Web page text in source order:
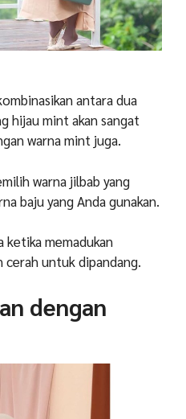
antara dua
hijau mint akan sangat
warna mint juga.
warna jilbab yang
baju yang Anda gunakan.
ketika memadukan
cerah untuk dipandang.
dengan